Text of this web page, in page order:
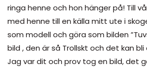
ringa henne och hon hänger på! Till
med henne till en källa mitt ute i
som modell och göra som bilden
bild , den är så Trollskt och det kan
Jag var dit och prov tog en bild, det